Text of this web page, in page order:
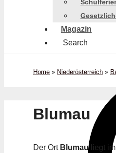
Magazin
Search
Home » Niederösterreich »
Blumau
Der Ort Blumau liegt